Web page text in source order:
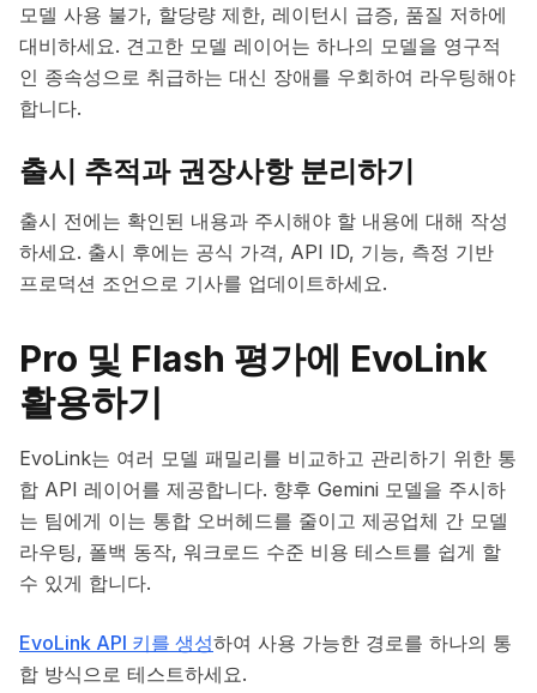
모델 사용 불가, 할당량 제한, 레이턴시 급증, 품질 저하에
대비하세요. 견고한 모델 레이어는 하나의 모델을 영구적
인 종속성으로 취급하는 대신 장애를 우회하여 라우팅해야
합니다.
출시 추적과 권장사항 분리하기
출시 전에는 확인된 내용과 주시해야 할 내용에 대해 작성
하세요. 출시 후에는 공식 가격, API ID, 기능, 측정 기반
프로덕션 조언으로 기사를 업데이트하세요.
Pro 및 Flash 평가에 EvoLink
활용하기
EvoLink는 여러 모델 패밀리를 비교하고 관리하기 위한 통
합 API 레이어를 제공합니다. 향후 Gemini 모델을 주시하
는 팀에게 이는 통합 오버헤드를 줄이고 제공업체 간 모델
라우팅, 폴백 동작, 워크로드 수준 비용 테스트를 쉽게 할
수 있게 합니다.
EvoLink API 키를 생성하여 사용 가능한 경로를 하나의 통
합 방식으로 테스트하세요.